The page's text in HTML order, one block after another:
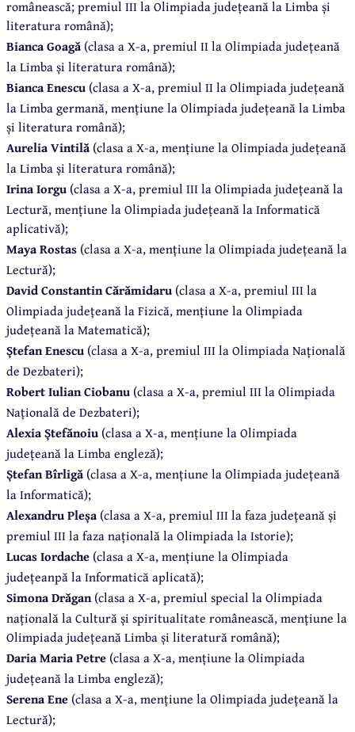
românească; premiul III la Olimpiada județeană la Limba și
literatura română);
Bianca Goagă (clasa a X-a, premiul II la Olimpiada județeană
la Limba și literatura română);
Bianca Enescu (clasa a X-a, premiul II la Olimpiada județeană
la Limba germană, mențiune la Olimpiada județeană la Limba
și literatura română);
Aurelia Vintilă (clasa a X-a, mențiune la Olimpiada județeană
la Limba și literatura română);
Irina Iorgu (clasa a X-a, premiul III la Olimpiada județeană la
Lectură, mențiune la Olimpiada județeană la Informatică
aplicativă);
Maya Rostas (clasa a X-a, mențiune la Olimpiada județeană la
Lectură);
David Constantin Cărămidaru (clasa a X-a, premiul III la
Olimpiada județeană la Fizică, mențiune la Olimpiada
județeană la Matematică);
Ștefan Enescu (clasa a X-a, premiul III la Olimpiada Națională
de Dezbateri);
Robert Iulian Ciobanu (clasa a X-a, premiul III la Olimpiada
Națională de Dezbateri);
Alexia Ștefănoiu (clasa a X-a, mențiune la Olimpiada
județeană la Limba engleză);
Ștefan Bîrligă (clasa a X-a, mențiune la Olimpiada județeană
la Informatică);
Alexandru Pleșa (clasa a X-a, premiul III la faza județeană și
premiul III la faza națională la Olimpiada la Istorie);
Lucas Iordache (clasa a X-a, mențiune la Olimpiada
județeanpă la Informatică aplicată);
Simona Drăgan(clasa a X-a, premiul special la Olimpiada
națională la Cultură și spiritualitate românească, mențiune la
Olimpiada județeană Limba și literatură română);
Daria Maria Petre (clasa a X-a, mențiune la Olimpiada
județeană la Limba engleză);
Serena Ene (clasa a X-a, mențiune la Olimpiada județeană la
Lectură);